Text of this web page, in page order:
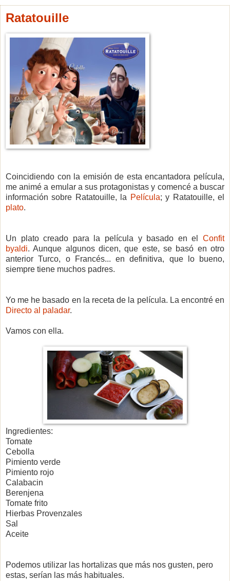
Ratatouille
Coincidiendo con la emisión de esta encantadora película,
me animé a emular a sus protagonistas y comencé a buscar
información sobre Ratatouille, la Película; y Ratatouille, el
plato.
Un plato creado para la película y basado en el Confit
byaldi. Aunque algunos dicen, que este, se basó en otro
anterior Turco, o Francés... en definitiva, que lo bueno,
siempre tiene muchos padres.
Yo me he basado en la receta de la película. La encontré en
Directo al paladar.
Vamos con ella.
Ingredientes:
Tomate
Cebolla
Pimiento verde
Pimiento rojo
Calabacin
Berenjena
Tomate frito
Hierbas Provenzales
Sal
Aceite
Podemos utilizar las hortalizas que más nos gusten, pero
estas, serían las más habituales.